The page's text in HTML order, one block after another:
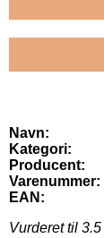
Navn:
Kategori:
Producent:
Varenummer:
EAN:
Vurderet til 3.5